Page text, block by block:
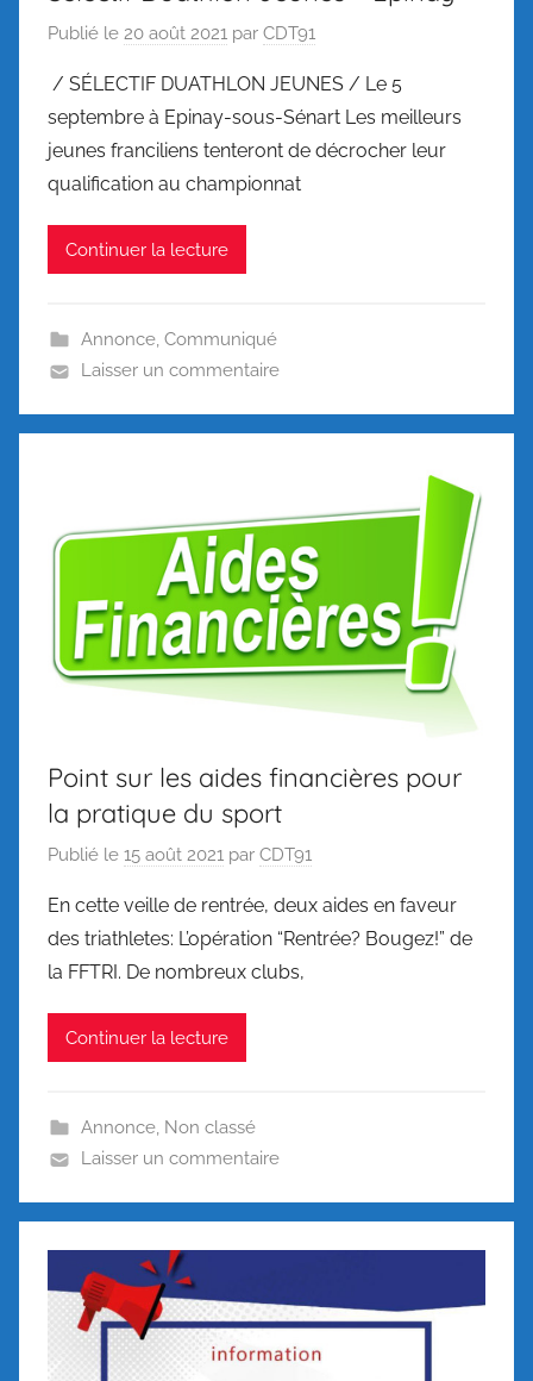
Publié le 20 août 2021 par CDT91
/ SÉLECTIF DUATHLON JEUNES / Le 5
septembre à Epinay-sous-Sénart Les meilleurs
jeunes franciliens tenteront de décrocher leur
qualification au championnat
Continuer la lecture
Annonce, Communiqué
Laisser un commentaire
Point sur les aides financières pour
la pratique du sport
Publié le 15 août 2021 par CDT91
En cette veille de rentrée, deux aides en faveur
des triathletes: L’opération “Rentrée? Bougez!” de
la FFTRI. De nombreux clubs,
Continuer la lecture
Annonce, Non classé
Laisser un commentaire